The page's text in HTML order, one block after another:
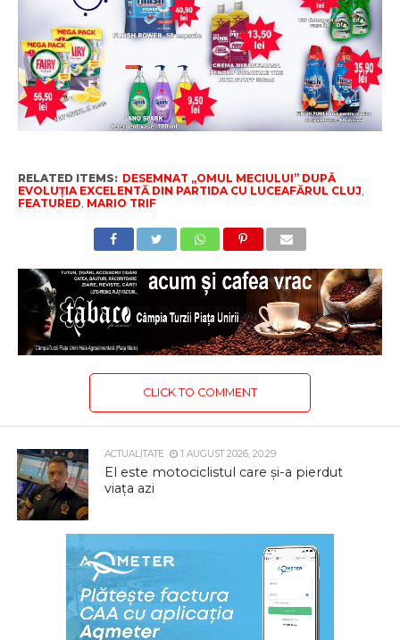
RELATED ITEMS: DESEMNAT „OMUL MECIULUI” DUPĂ
EVOLUȚIA EXCELENTĂ DIN PARTIDA CU LUCEAFĂRUL CLUJ,
FEATURED, MARIO TRIF
CLICK TO COMMENT
ACTUALITATE 1 AUGUST 2026, 20:29
El este motociclistul care și-a pierdut
viața azi